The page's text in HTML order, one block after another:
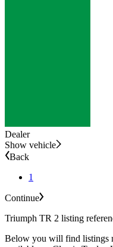
Dealer
Show vehicle
Back
1
Continue
Triumph TR 2 listing
Below you will find listings